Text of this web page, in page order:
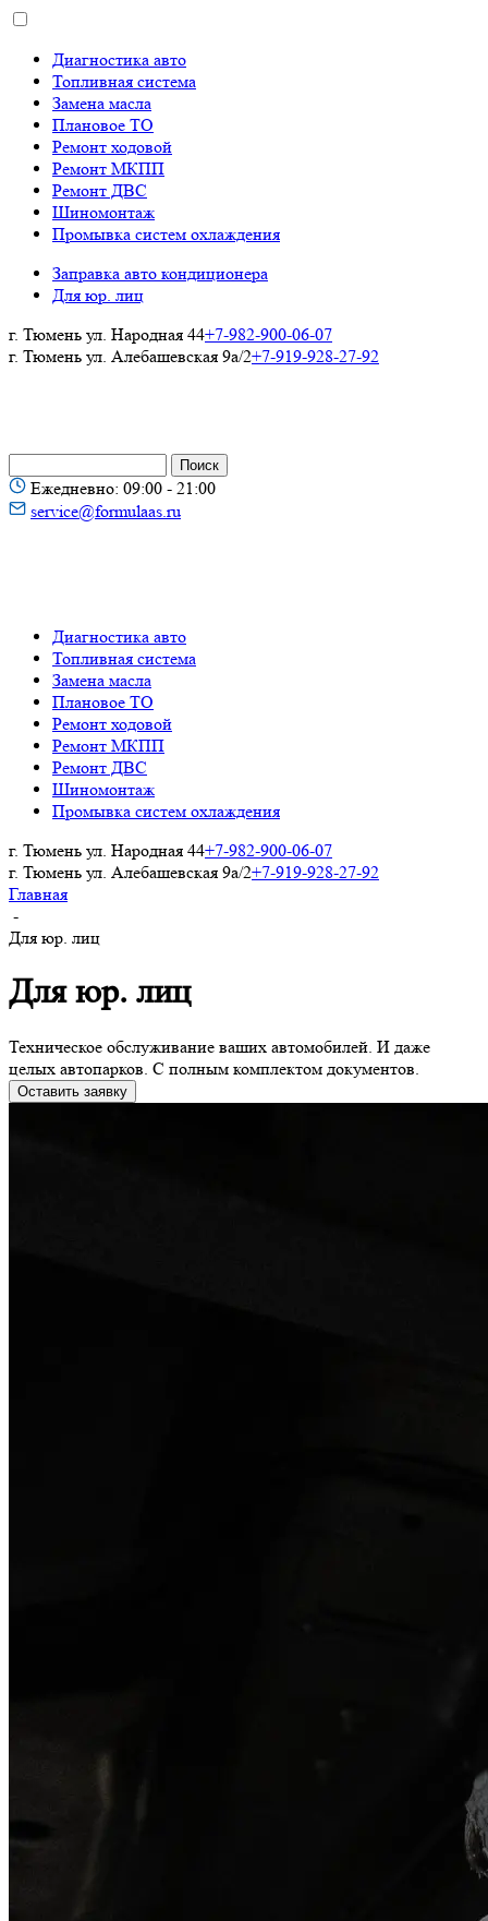
Диагностика авто
Топливная система
Замена масла
Плановое ТО
Ремонт ходовой
Ремонт МКПП
Ремонт ДВС
Шиномонтаж
Промывка систем охлаждения
Заправка авто кондиционера
Для юр. лиц
г. Тюмень ул. Народная 44+7-982-900-06-07
г. Тюмень ул. Алебашевская 9а/2+7-919-928-27-92
Ежедневно: 09:00 - 21:00
service@formulaas.ru
Диагностика авто
Топливная система
Замена масла
Плановое ТО
Ремонт ходовой
Ремонт МКПП
Ремонт ДВС
Шиномонтаж
Промывка систем охлаждения
г. Тюмень ул. Народная 44+7-982-900-06-07
г. Тюмень ул. Алебашевская 9а/2+7-919-928-27-92
Главная
-
Для юр. лиц
Для юр. лиц
Техническое обслуживание ваших автомобилей. И даже
целых автопарков. С полным комплектом документов.
Оставить заявку